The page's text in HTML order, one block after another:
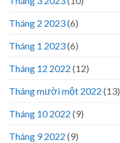
Tháng 2 2023(6)
Tháng 1 2023(6)
Tháng 12 2022 (12)
Tháng mười một 2022 (13)
Tháng 10 2022 (9)
Tháng 9 2022 (9)